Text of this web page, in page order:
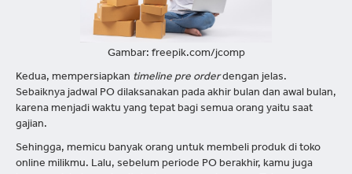
Gambar: freepik.com/jcomp
Kedua, mempersiapkan timeline pre orderdengan jelas.
Sebaiknya jadwal PO dilaksanakan pada akhir bulan dan awal bulan,
karena menjadi waktu yang tepat bagi semua orang yaitu saat
gajian.
Sehingga, memicu banyak orang untuk membeli produk di toko
online milikmu. Lalu, sebelum periode PO berakhir, kamu juga